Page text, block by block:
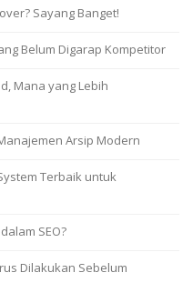
Sayang Banget!
Belum Digarap Kompetitor
Mana yang Lebih
Arsip Modern
Terbaik untuk
SEO?
Dilakukan Sebelum